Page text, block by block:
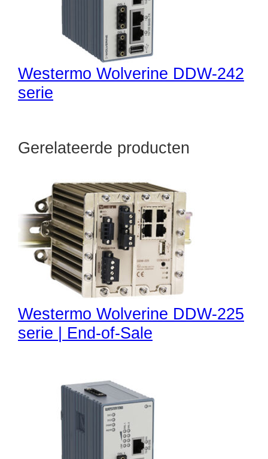
Westermo Wolverine DDW-242
serie
Gerelateerde producten
Westermo Wolverine DDW-225
serie | End-of-Sale